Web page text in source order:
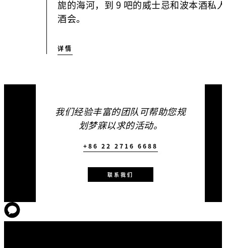
旎的海河，到 9 吧的威士忌和波本酒私
酒会。
详情
我们经验丰富的团队可帮助您规
划梦寐以求的活动。
+86 22 2716 6688
联系我们